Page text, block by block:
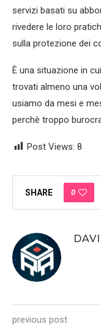
servizi basati su
rivedere le loro
sulla protezione dei
È una situazione in
trovati almeno una
usiamo da mesi e
perchè troppo
Post Views: 8
SHARE 0
previous post